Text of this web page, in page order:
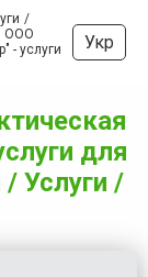
ООО
- услуги
Укр
для
Услуги /